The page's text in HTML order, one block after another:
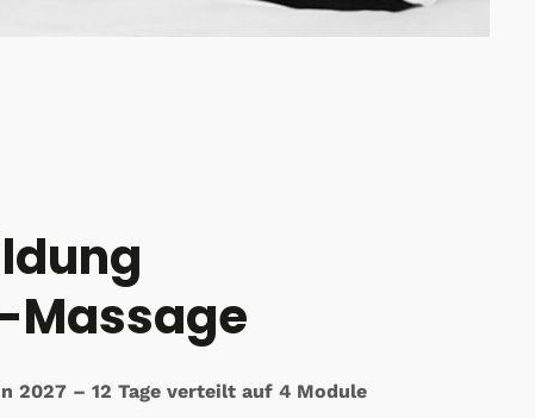
2027 – 12 Tage verteilt auf 4 Module